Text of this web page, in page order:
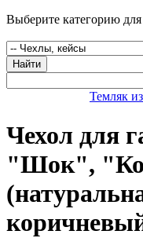
Выберите категорию
Найти
Темляк
Чехол для
"Шок",